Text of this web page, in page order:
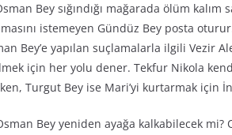
Bey sığındığı mağarada ölüm
istemeyen Gündüz Bey posta
Bey’e yapılan suçlamalarla ilgili Vezir
için her yolu dener. Tekfur Nikola
Turgut Bey ise Mari’yi kurtarmak için
Bey yeniden ayağa kalkabilecek